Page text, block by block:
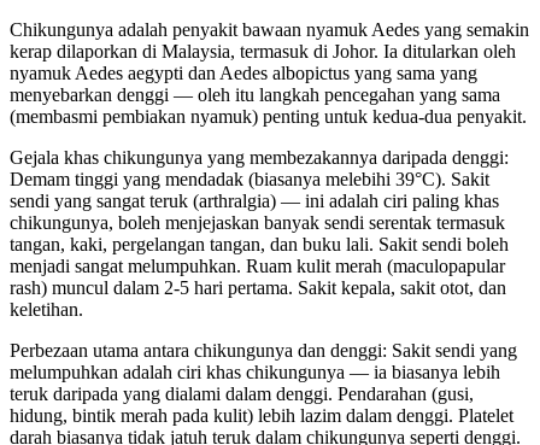
Chikungunya adalah penyakit bawaan nyamuk Aedes yang semakin
kerap dilaporkan di Malaysia, termasuk di Johor. Ia ditularkan oleh
nyamuk Aedes aegypti dan Aedes albopictus yang sama yang
menyebarkan denggi — oleh itu langkah pencegahan yang sama
(membasmi pembiakan nyamuk) penting untuk kedua-dua penyakit.
Gejala khas chikungunya yang membezakannya daripada denggi:
Demam tinggi yang mendadak (biasanya melebihi 39°C). Sakit
sendi yang sangat teruk (arthralgia) — ini adalah ciri paling khas
chikungunya, boleh menjejaskan banyak sendi serentak termasuk
tangan, kaki, pergelangan tangan, dan buku lali. Sakit sendi boleh
menjadi sangat melumpuhkan. Ruam kulit merah (maculopapular
rash) muncul dalam 2-5 hari pertama. Sakit kepala, sakit otot, dan
keletihan.
Perbezaan utama antara chikungunya dan denggi: Sakit sendi yang
melumpuhkan adalah ciri khas chikungunya — ia biasanya lebih
teruk daripada yang dialami dalam denggi. Pendarahan (gusi,
hidung, bintik merah pada kulit) lebih lazim dalam denggi. Platelet
darah biasanya tidak jatuh teruk dalam chikungunya seperti denggi.